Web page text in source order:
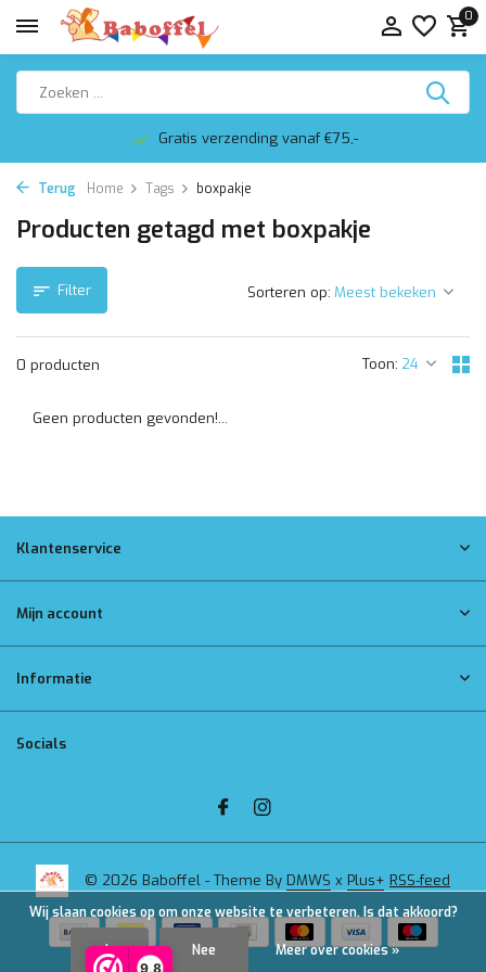
9,8
0
Gratis verzending vanaf €75,-
Terug Home Tags boxpakje
Producten getagd met boxpakje
Filter
0 producten Toon:
Sorteren op:
Geen producten gevonden!...
Klantenservice
Mijn account
Informatie
Socials
© 2026 Baboffel - Theme By DMWS x Plus+ RSS-feed
Wij slaan cookies op om onze website te verbeteren. Is dat akkoord?
Ja Nee Meer over cookies »